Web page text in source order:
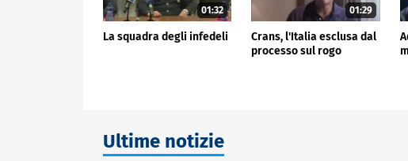
01:32
La squadra degli infedeli
01:29
Crans, l'Italia esclusa dal
processo sul rogo
Ultime notizie